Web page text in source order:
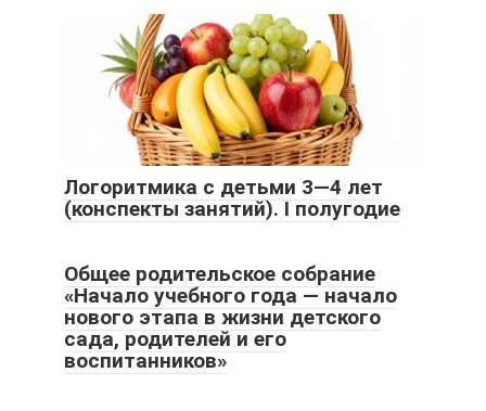
Логоритмика с детьми 3—4 лет
(конспекты занятий). I полугодие
Общее родительское собрание
«Начало учебного года — начало
нового этапа в жизни детского
сада, родителей и его
воспитанников»